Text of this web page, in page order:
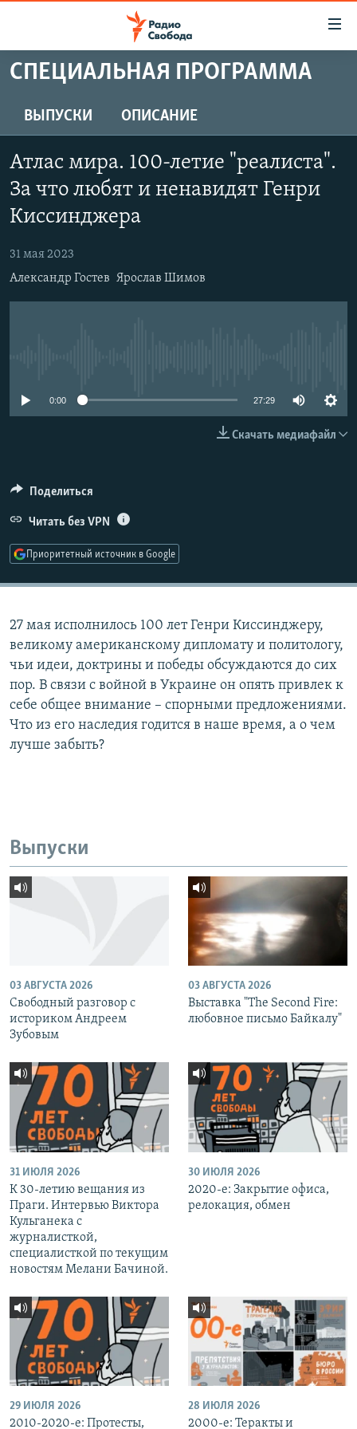
упрощенного
Вернуться
к
основному
содержанию
Вернутся
навигации
Вернутся
ПРОГРАММЫ
ПОДКАСТЫ
ЦИТАТЫ СВОБОДЫ
МНЕНИЯ
IDEL.РЕАЛИИ
КАВКАЗ.РЕАЛИИ
ПОДПИШИТЕСЬ НА РАССЫЛКУ
Все сайты РСЕ/РС
СПЕЦИАЛЬНАЯ ПРОГРАММА
ВЫПУСКИ ОПИСАНИЕ
Атлас мира. 100-летие "реалиста".
За что любят и ненавидят Генри
Киссинджера
31 мая 2023
Александр Гостев Ярослав Шимов
0:00 27:29
Скачать медиафайл
Поделиться
Читать без VPN
Приоритетный источник в Google
27 мая исполнилось 100 лет Генри Киссинджеру,
великому американскому дипломату и политологу,
чьи идеи, доктрины и победы обсуждаются до сих
пор. В связи с войной в Украине он опять привлек к
себе общее внимание – спорными предложениями.
Что из его наследия годится в наше время, а о чем
лучше забыть?
Выпуски
03 АВГУСТА 2026
Свободный разговор с
историком Андреем
Зубовым
03 АВГУСТА 2026
Выставка "The Second Fire:
любовное письмо Байкалу"
31 ИЮЛЯ 2026
К 30-летию вещания из
Праги. Интервью Виктора
Кульганека с
журналисткой,
специалисткой по текущим
новостям Мелани Бачиной.
30 ИЮЛЯ 2026
2020-е: Закрытие офиса,
релокация, обмен
29 ИЮЛЯ 2026
2010-2020-е: Протесты,
28 ИЮЛЯ 2026
2000-е: Теракты и